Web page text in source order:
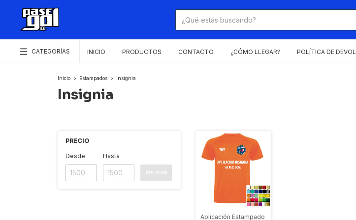
CATEGORÍAS INICIO PRODUCTOS CONTACTO ¿CÓMO LLEGAR? POLÍTICA DE
Inicio > Estampados > Insignia
Insignia
PRECIO
Desde Hasta
APLICAR
Aplicación Estampado